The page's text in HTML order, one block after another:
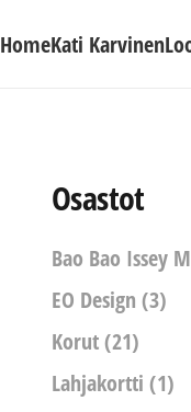
HomeKati Karvinen
Osastot
Bao Bao Issey
EO Design (3)
Korut(21)
Lahjakortti (1)